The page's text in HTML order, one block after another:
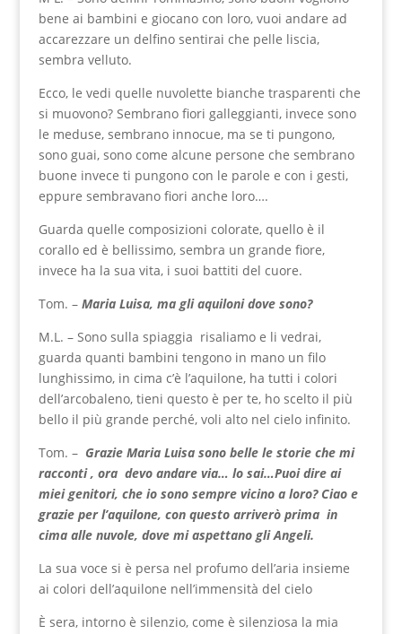
bene ai bambini e giocano con loro, vuoi andare ad
accarezzare un delfino sentirai che pelle liscia,
sembra velluto.
Ecco, le vedi quelle nuvolette bianche trasparenti che
si muovono? Sembrano fiori galleggianti, invece sono
le meduse, sembrano innocue, ma se ti pungono,
sono guai, sono come alcune persone che sembrano
buone invece ti pungono con le parole e con i gesti,
eppure sembravano fiori anche loro….
Guarda quelle composizioni colorate, quello è il
corallo ed è bellissimo, sembra un grande fiore,
invece ha la sua vita, i suoi battiti del cuore.
Tom. – Maria Luisa, ma gli aquiloni dove sono?
M.L. – Sono sulla spiaggia risaliamo e li vedrai,
guarda quanti bambini tengono in mano un filo
lunghissimo, in cima c’è l’aquilone, ha tutti i colori
dell’arcobaleno, tieni questo è per te, ho scelto il più
bello il più grande perché, voli alto nel cielo infinito.
Tom. – Grazie Maria Luisa sono belle le storie che mi
racconti , ora devo andare via… lo sai…Puoi dire ai
miei genitori, che io sono sempre vicino a loro? Ciao e
grazie per l’aquilone, con questo arriverò prima in
cima alle nuvole, dove mi aspettano gli Angeli.
La sua voce si è persa nel profumo dell’aria insieme
ai colori dell’aquilone nell’immensità del cielo
È sera, intorno è silenzio, come è silenziosa la mia